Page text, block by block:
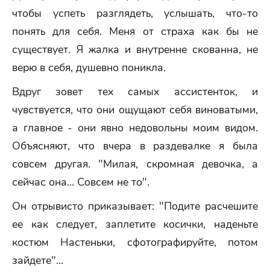
чтобы успеть разглядеть, услышать, что-то
понять для себя. Меня от страха как бы не
существует. Я жалка и внутренне скованна, не
верю в себя, душевно поникла.
Вдруг зовет тех самых ассистенток, и
чувствуется, что они ощущают себя виноватыми,
а главное - они явно недовольны моим видом.
Объясняют, что вчера в раздевалке я была
совсем другая. "Милая, скромная девочка, а
сейчас она... Совсем не то".
Он отрывисто приказывает: "Подите расчешите
ее как следует, заплетите косички, наденьте
костюм Настеньки, сфотографируйте, потом
зайдете"...